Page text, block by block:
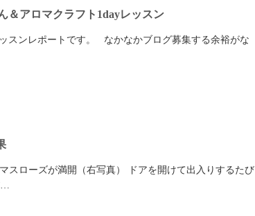
＆アロマクラフト1dayレッスン
スンレポートです。 なかなかブログ募集する余裕がな
スローズが満開（右写真） ドアを開けて出入りするたび
…